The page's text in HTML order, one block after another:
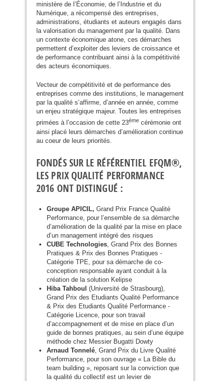
ministère de l’Économie, de l’Industrie et du
Numérique, a récompensé des entreprises,
administrations, étudiants et auteurs engagés dans
la valorisation du management par la qualité. Dans
un contexte économique atone, ces démarches
permettent d’exploiter des leviers de croissance et
de performance contribuant ainsi à la compétitivité
des acteurs économiques.
Vecteur de compétitivité et de performance des
entreprises comme des institutions, le management
par la qualité s’affirme, d’année en année, comme
un enjeu stratégique majeur. Toutes les entreprises
primées à l’occasion de cette 23ème cérémonie ont
ainsi placé leurs démarches d’amélioration continue
au coeur de leurs priorités.
FONDÉS SUR LE RÉFÉRENTIEL EFQM®,
LES PRIX QUALITÉ PERFORMANCE
2016 ONT DISTINGUÉ :
Groupe APICIL, Grand Prix France Qualité
Performance, pour l’ensemble de sa démarche
d’amélioration de la qualité par la mise en place
d’un management intégré des risques
CUBE Technologies, Grand Prix des Bonnes
Pratiques & Prix des Bonnes Pratiques -
Catégorie TPE , pour sa démarche de co-
conception responsable ayant conduit à la
création de la solution Kelipse
Hiba Tahboul (Université de Strasbourg),
Grand Prix des Etudiants Qualité Performance
& Prix des Etudiants Qualité Performance -
Catégorie Licence, pour son travail
d’accompagnement et de mise en place d’un
guide de bonnes pratiques, au sein d’une équipe
méthode chez Messier Bugatti Dowty
Arnaud Tonnelé, Grand Prix du Livre Qualité
Performance, pour son ouvrage « La Bible du
team building », reposant sur la conviction que
la qualité du collectif est un levier de